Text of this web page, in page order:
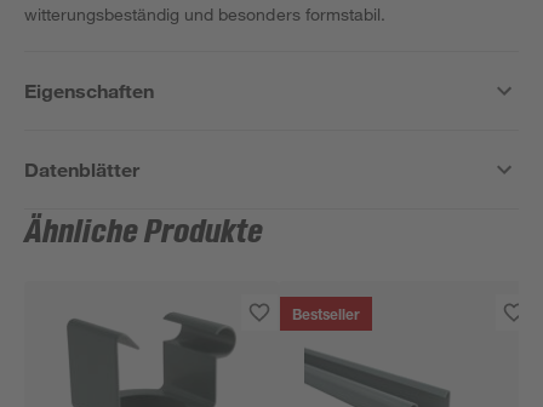
witterungsbeständig und besonders formstabil.
Eigenschaften
Datenblätter
Ähnliche Produkte
Bestseller